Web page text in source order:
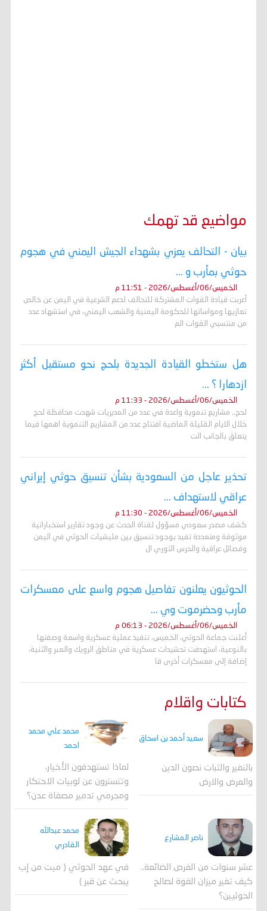
مواضيع قد تهمك
بيان - التحالف يعزي بشهداء الجيش اليمني في هجوم
حوثي بمأرب و ...
الخميس/06/أغسطس/2026 - 11:51 م
أعربت قيادة القوات المشتركة للتحالف لدعم الشرعية في اليمن عن خالص
تعازيها ومواساتها للحكومة اليمنية والشعب اليمني، في استشهاد عدد
من منتسبي القوات الم
هل ستخطو القيادة الجديدة بلحج نحو مستقبل أكثر
ازدهارا ؟ ...
الخميس/06/أغسطس/2026 - 11:33 م
لحج.. مشاريع تنموية واعدة في عدد من المديريات شهدت محافظة لحج
خلال الايام القليلة الماضية افتتاح عدد من المشاريع التنموية اهمها فيما
يتعلق بالجانب الت
تحذير عاجل من السعودية بشأن تنسيق حوثي إيراني
عراقي لاستهداف ...
الخميس/06/أغسطس/2026 - 11:30 م
كشف مصدر سعودي مسؤول لقناة الحدث عن وجود تقارير استخباراتية
موثوقة ومتعددة تفيد بوجود تنسيق بين مليشيات الحوثي في اليمن
وفصائل عراقية والحرس الثوري ال
الحوثيون يعلنون تفاصيل هجوم واسع على معسكرات
مأرب وحضرموت وي ...
الخميس/06/أغسطس/2026 - 06:13 م
أعلنت جماعة الحوثي، الخميس، تنفيذ عملية عسكرية واسعة وصفتها
بالنوعية، استهدفت تحشيدات عسكرية في مناطق الرويك والعبر والثنية،
إضافة إلى معسكرات أخرى قا
كتابات واقلام
سعيد أحمد بن اسحاق
بالنفير والثبات نصون الدين
والعرض والارض
محمد علي محمد
احمد
لماذا تستهدفون الأخيار،
وتتسترون عن لوبيات الاحتكار
ومجرمي تدمير مصفاة عدن؟
ناصر المشارع
عشر سنوات من الفرص الضائعة..
كيف تغير ميزان القوة لصالح
الحوثيين؟
محمد عبدالله
القادري
في عهد الحوثي ( ميت من إب
يبحث عن قبر )